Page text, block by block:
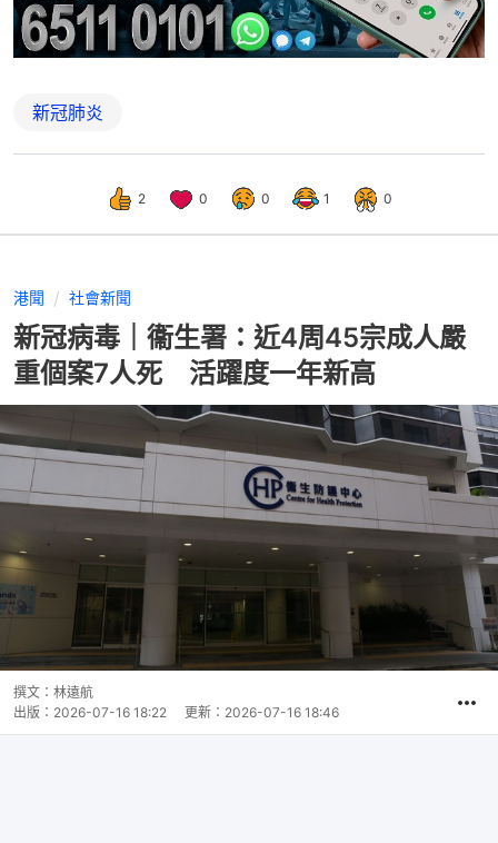
新冠肺炎
2 0 0 1 0
港聞 社會新聞
新冠病毒｜衞生署：近4周45宗成人嚴
重個案7人死 活躍度一年新高
撰文： 林遠航
出版： 2026-07-16 18:22 更新： 2026-07-16 18:46